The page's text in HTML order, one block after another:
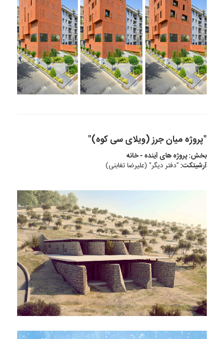
"پروژه میان جرز (ویلای سی کوه)"
بخش: پروژه های آینده - خانه
آرشیتکت: "دفتر دیگر" (علیرضا تغابنی)